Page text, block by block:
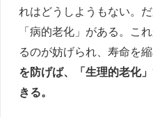
れはどうしようもない。
「病的老化」がある。こ
るのが妨げられ、寿命を縮
を防げば、「生理的老化
きる。